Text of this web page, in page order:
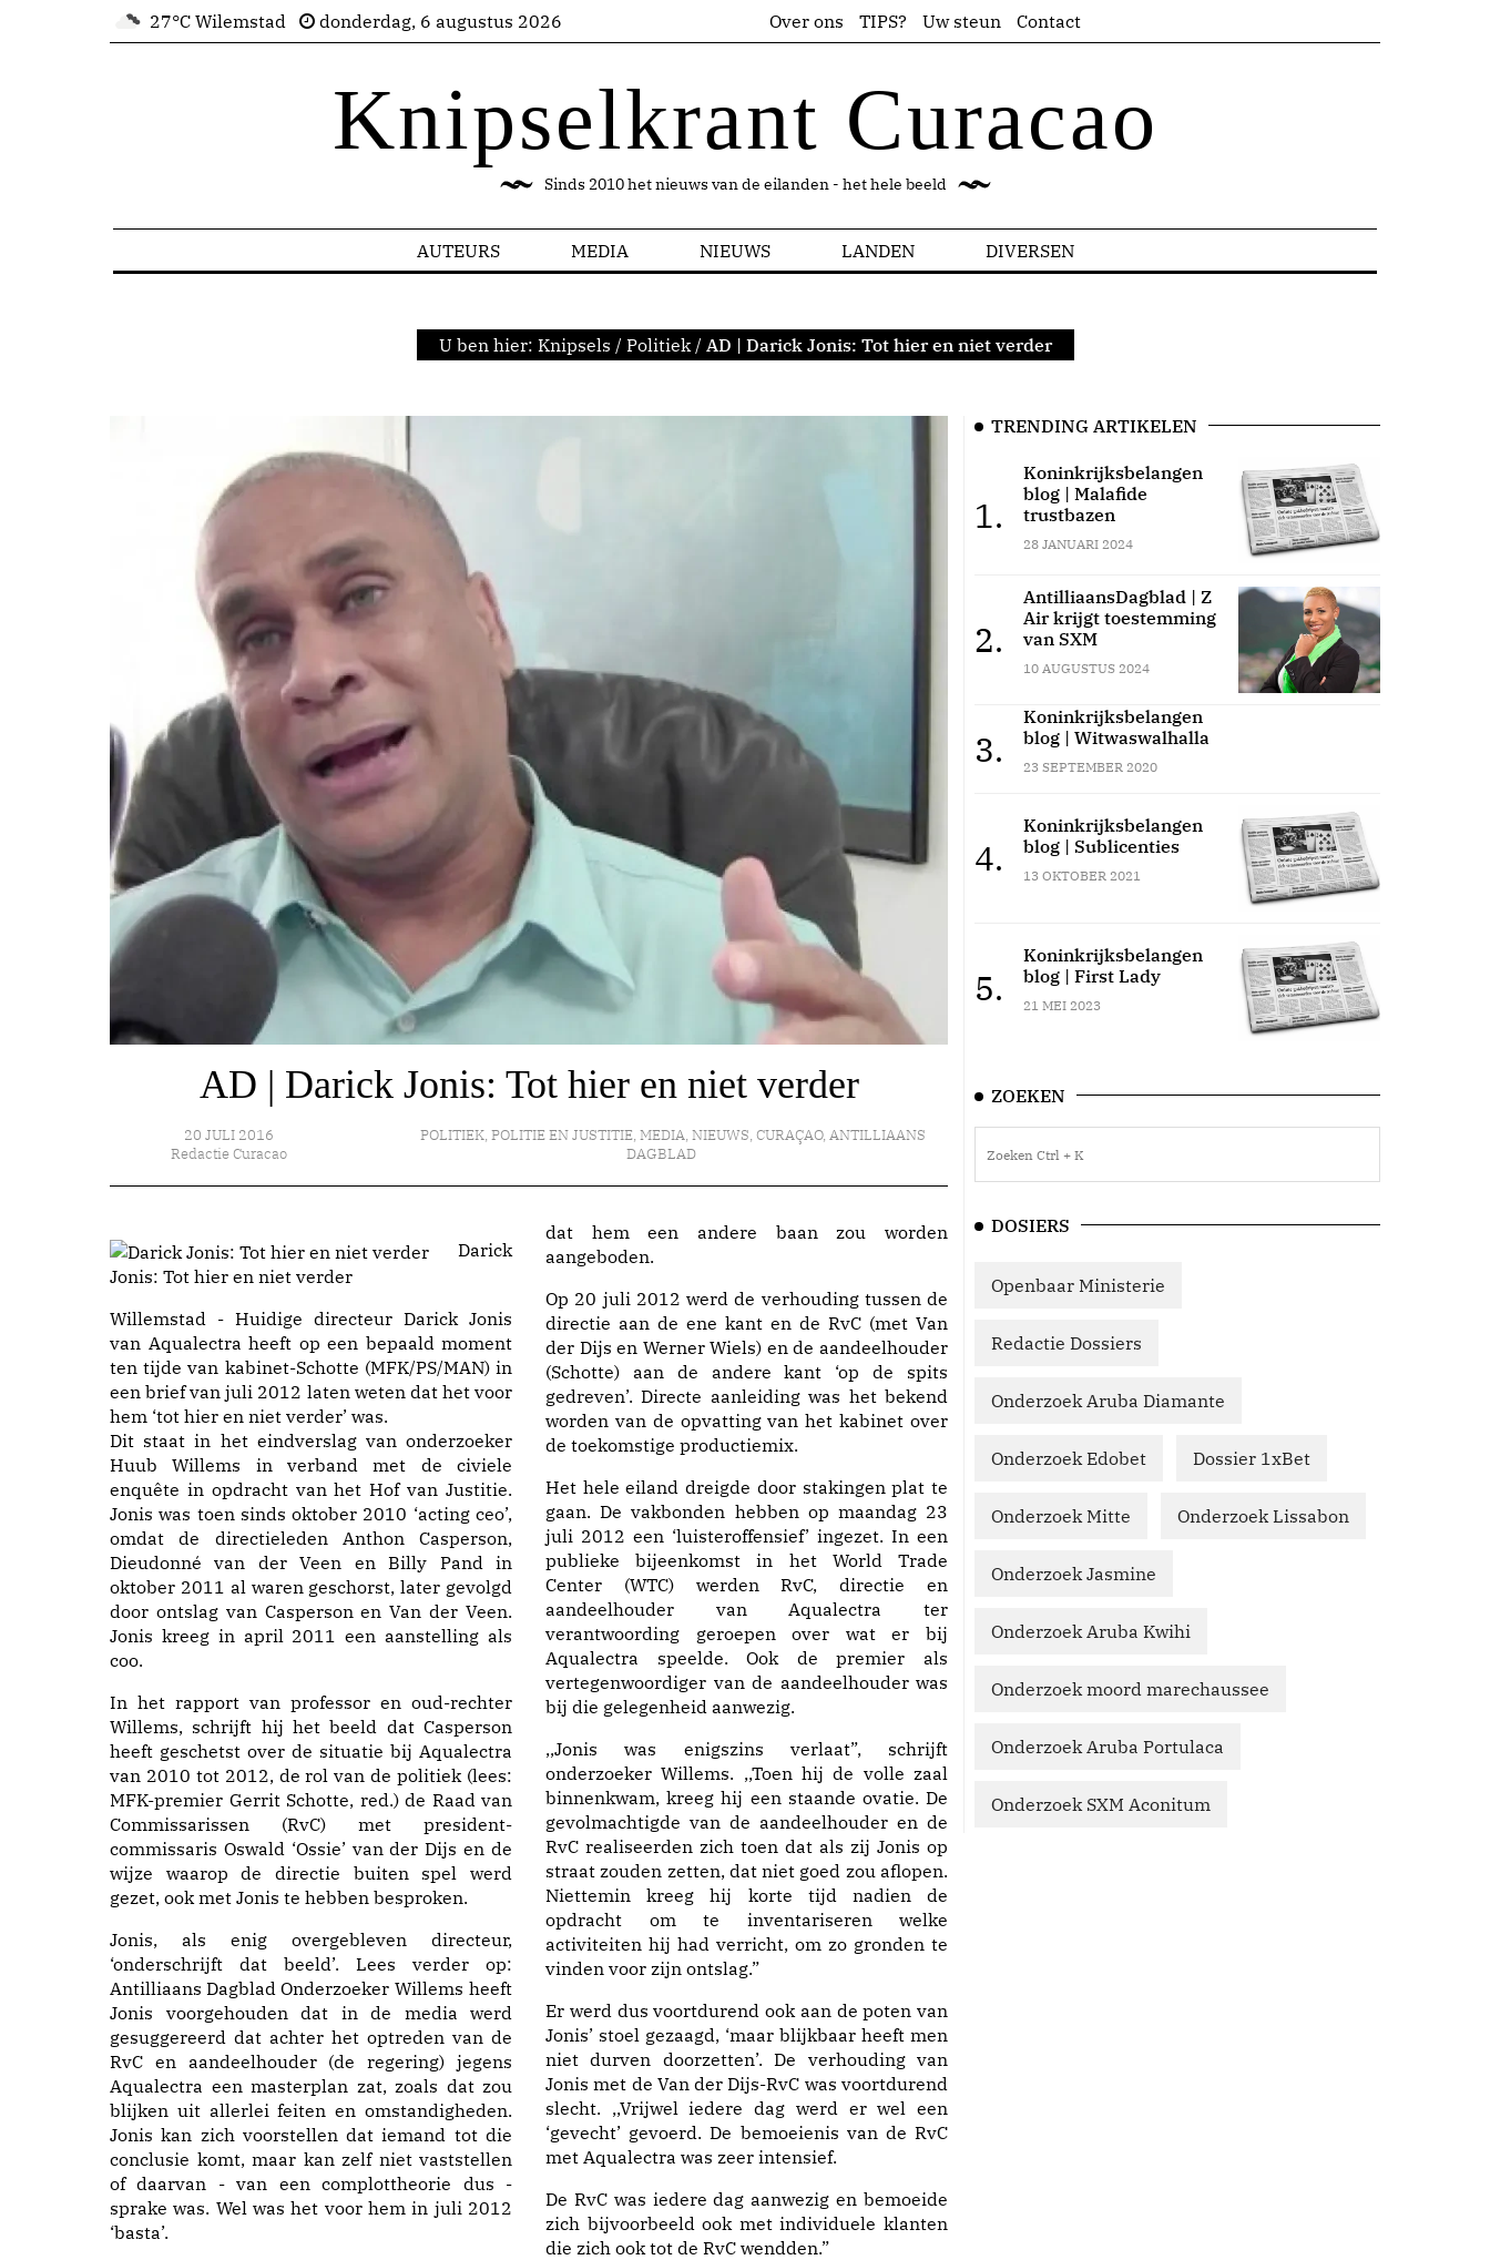
27°C Wilemstad donderdag, 6 augustus 2026 Over ons TIPS? Uw steun Contact
Knipselkrant Curacao
Sinds 2010 het nieuws van de eilanden - het hele beeld
AUTEURS MEDIA NIEUWS LANDEN DIVERSEN
U ben hier: Knipsels / Politiek / AD | Darick Jonis: Tot hier en niet verder
AD | Darick Jonis: Tot hier en niet verder
20 JULI 2016
Redactie Curacao
POLITIEK, POLITIE EN JUSTITIE, MEDIA, NIEUWS, CURAÇAO, ANTILLIAANS
DAGBLAD
Darick
Jonis: Tot hier en niet verder
Willemstad - Huidige directeur Darick Jonis
van Aqualectra heeft op een bepaald moment
ten tijde van kabinet-Schotte (MFK/PS/MAN) in
een brief van juli 2012 laten weten dat het voor
hem ‘tot hier en niet verder’ was.
Dit staat in het eindverslag van onderzoeker
Huub Willems in verband met de civiele
enquête in opdracht van het Hof van Justitie.
Jonis was toen sinds oktober 2010 ‘acting ceo’,
omdat de directieleden Anthon Casperson,
Dieudonné van der Veen en Billy Pand in
oktober 2011 al waren geschorst, later gevolgd
door ontslag van Casperson en Van der Veen.
Jonis kreeg in april 2011 een aanstelling als
coo.
In het rapport van professor en oud-rechter
Willems, schrijft hij het beeld dat Casperson
heeft geschetst over de situatie bij Aqualectra
van 2010 tot 2012, de rol van de politiek (lees:
MFK-premier Gerrit Schotte, red.) de Raad van
Commissarissen (RvC) met president-
commissaris Oswald ‘Ossie’ van der Dijs en de
wijze waarop de directie buiten spel werd
gezet, ook met Jonis te hebben besproken.
Jonis, als enig overgebleven directeur,
‘onderschrijft dat beeld’. Lees verder op:
Antilliaans Dagblad Onderzoeker Willems heeft
Jonis voorgehouden dat in de media werd
gesuggereerd dat achter het optreden van de
RvC en aandeelhouder (de regering) jegens
Aqualectra een masterplan zat, zoals dat zou
blijken uit allerlei feiten en omstandigheden.
Jonis kan zich voorstellen dat iemand tot die
conclusie komt, maar kan zelf niet vaststellen
of daarvan - van een complottheorie dus -
sprake was. Wel was het voor hem in juli 2012
‘basta’.
dat hem een andere baan zou worden
aangeboden.
Op 20 juli 2012 werd de verhouding tussen de
directie aan de ene kant en de RvC (met Van
der Dijs en Werner Wiels) en de aandeelhouder
(Schotte) aan de andere kant ‘op de spits
gedreven’. Directe aanleiding was het bekend
worden van de opvatting van het kabinet over
de toekomstige productiemix.
Het hele eiland dreigde door stakingen plat te
gaan. De vakbonden hebben op maandag 23
juli 2012 een ‘luisteroffensief’ ingezet. In een
publieke bijeenkomst in het World Trade
Center (WTC) werden RvC, directie en
aandeelhouder van Aqualectra ter
verantwoording geroepen over wat er bij
Aqualectra speelde. Ook de premier als
vertegenwoordiger van de aandeelhouder was
bij die gelegenheid aanwezig.
,,Jonis was enigszins verlaat”, schrijft
onderzoeker Willems. ,,Toen hij de volle zaal
binnenkwam, kreeg hij een staande ovatie. De
gevolmachtigde van de aandeelhouder en de
RvC realiseerden zich toen dat als zij Jonis op
straat zouden zetten, dat niet goed zou aflopen.
Niettemin kreeg hij korte tijd nadien de
opdracht om te inventariseren welke
activiteiten hij had verricht, om zo gronden te
vinden voor zijn ontslag.”
Er werd dus voortdurend ook aan de poten van
Jonis’ stoel gezaagd, ‘maar blijkbaar heeft men
niet durven doorzetten’. De verhouding van
Jonis met de Van der Dijs-RvC was voortdurend
slecht. ,,Vrijwel iedere dag werd er wel een
‘gevecht’ gevoerd. De bemoeienis van de RvC
met Aqualectra was zeer intensief.
De RvC was iedere dag aanwezig en bemoeide
zich bijvoorbeeld ook met individuele klanten
die zich ook tot de RvC wendden.”
TRENDING ARTIKELEN
1.
Koninkrijksbelangen
blog | Malafide
trustbazen
28 JANUARI 2024
2.
AntilliaansDagblad | Z
Air krijgt toestemming
van SXM
10 AUGUSTUS 2024
3.
Koninkrijksbelangen
blog | Witwaswalhalla
23 SEPTEMBER 2020
4.
Koninkrijksbelangen
blog | Sublicenties
13 OKTOBER 2021
5.
Koninkrijksbelangen
blog | First Lady
21 MEI 2023
ZOEKEN
DOSIERS
Openbaar Ministerie
Redactie Dossiers
Onderzoek Aruba Diamante
Onderzoek Edobet Dossier 1xBet
Onderzoek Mitte Onderzoek Lissabon
Onderzoek Jasmine
Onderzoek Aruba Kwihi
Onderzoek moord marechaussee
Onderzoek Aruba Portulaca
Onderzoek SXM Aconitum